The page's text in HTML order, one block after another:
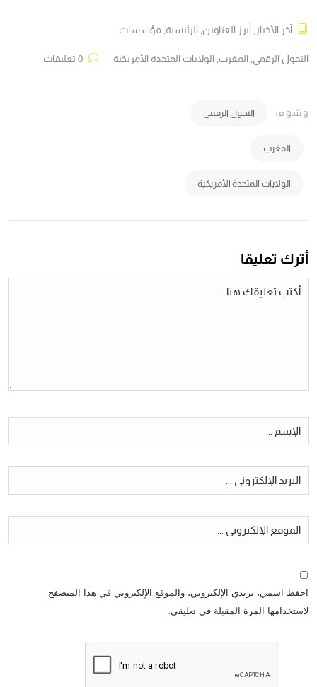
آخر الأخبار أبرز العناوين الرئيسية مؤسسات
التحول الرقمي المغرب الولايات المتحدة الأمريكية
وسُوم: التحول الرقمي
المغرب
الولايات المتحدة الأمريكية
أترك تعليقا
احفظ اسمي، بريدي الإلكتروني، والموقع الإلكتروني في هذا المتصفح
لاستخدامها المرة المقبلة في تعليقي.